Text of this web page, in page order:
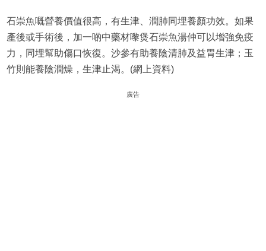
石崇魚嘅營養價值很高，有生津、潤肺同埋養顏功效。如果
產後或手術後，加一啲中藥材嚟煲石崇魚湯仲可以增強免疫
力，同埋幫助傷口恢復。沙參有助養陰清肺及益胃生津；玉
竹則能養陰潤燥，生津止渴。(網上資料)
廣告